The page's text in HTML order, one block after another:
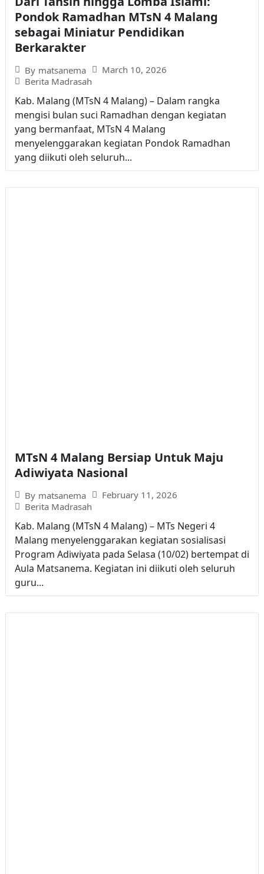
Pondok Ramadhan MTsN 4 Malang
sebagai Miniatur Pendidikan
Berkarakter
By matsanema
March 10, 2026
Berita Madrasah
Kab. Malang (MTsN 4 Malang) – Dalam rangka
mengisi bulan suci Ramadhan dengan kegiatan
yang bermanfaat, MTsN 4 Malang
menyelenggarakan kegiatan Pondok Ramadhan
yang diikuti oleh seluruh...
MTsN 4 Malang Bersiap Untuk Maju
Adiwiyata Nasional
By matsanema
February 11, 2026
Berita Madrasah
Kab. Malang (MTsN 4 Malang) – MTs Negeri 4
Malang menyelenggarakan kegiatan sosialisasi
Program Adiwiyata pada Selasa (10/02) bertempat di
Aula Matsanema. Kegiatan ini diikuti oleh seluruh
guru...